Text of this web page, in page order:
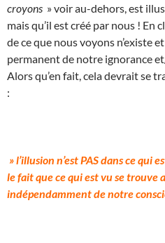
croyons » voir au-dehors, est
mais qu’il est créé par nous ! En
de ce que nous voyons n’existe
permanent de notre ignorance
Alors qu’en fait, cela devrait se
:
» l’illusion n’est PAS dans ce qui
le fait que ce qui est vu se trouve
indépendamment de notre